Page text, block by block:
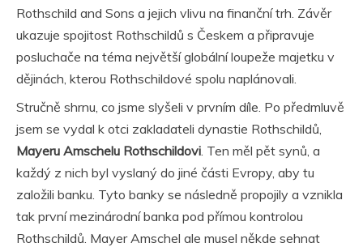
Rothschild and Sons a jejich vlivu na finanční trh. Závěr
ukazuje spojitost Rothschildů s Českem a připravuje
posluchače na téma největší globální loupeže majetku v
dějinách, kterou Rothschildové spolu naplánovali.
Stručně shrnu, co jsme slyšeli v prvním díle. Po předmluvě
jsem se vydal k otci zakladateli dynastie Rothschildů,
Mayeru Amschelu Rothschildovi . Ten měl pět synů, a
každý z nich byl vyslaný do jiné části Evropy, aby tu
založili banku. Tyto banky se následně propojily a vznikla
tak první mezinárodní banka pod přímou kontrolou
Rothschildů. Mayer Amschel ale musel někde sehnat